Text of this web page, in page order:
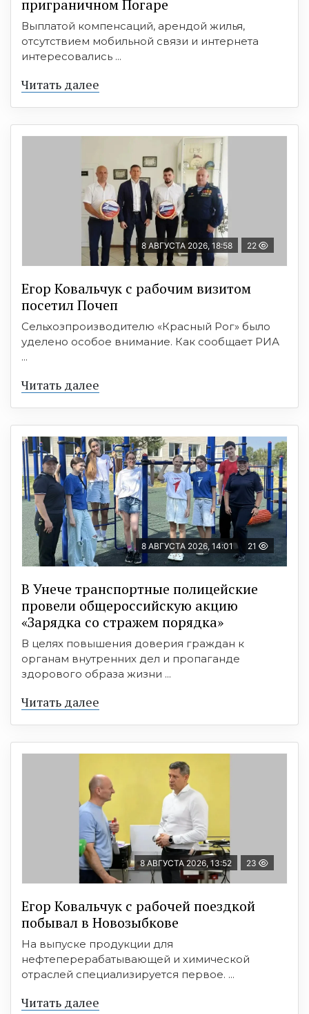
приграничном Погаре
Выплатой компенсаций, арендой жилья,
отсутствием мобильной связи и интернета
интересовались ...
Читать далее
8 АВГУСТА 2026, 18:58 22
Егор Ковальчук с рабочим визитом
посетил Почеп
Сельхозпроизводителю «Красный Рог» было
уделено особое внимание. Как сообщает РИА
...
Читать далее
8 АВГУСТА 2026, 14:01 21
В Унече транспортные полицейские
провели общероссийскую акцию
«Зарядка со стражем порядка»
В целях повышения доверия граждан к
органам внутренних дел и пропаганде
здорового образа жизни ...
Читать далее
8 АВГУСТА 2026, 13:52 23
Егор Ковальчук с рабочей поездкой
побывал в Новозыбкове
На выпуске продукции для
нефтеперерабатывающей и химической
отраслей специализируется первое. ...
Читать далее